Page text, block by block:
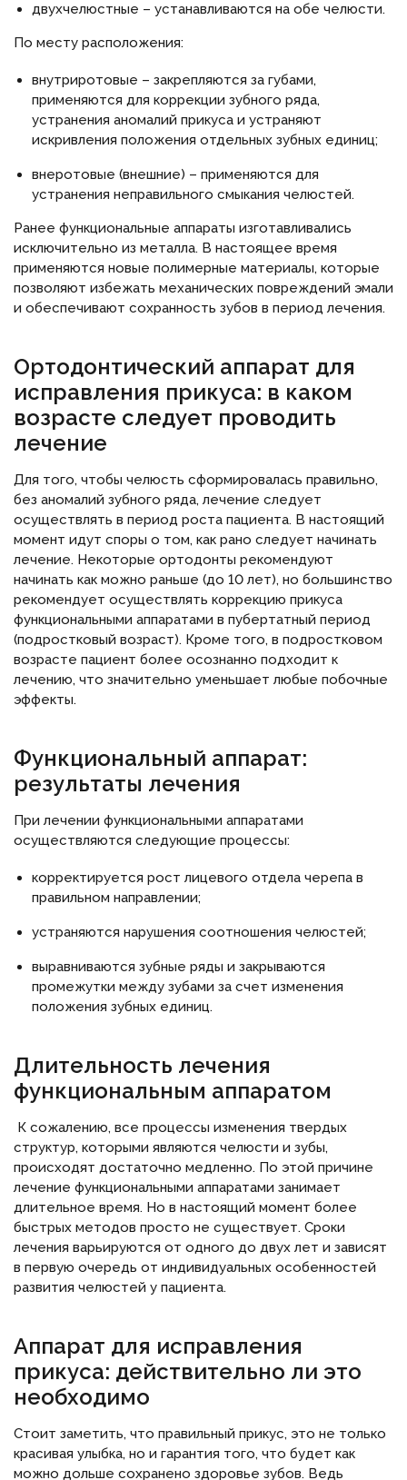
двухчелюстные – устанавливаются на обе челюсти.
По месту расположения:
внутриротовые – закрепляются за губами,
применяются для коррекции зубного ряда,
устранения аномалий прикуса и устраняют
искривления положения отдельных зубных единиц;
внеротовые (внешние) – применяются для
устранения неправильного смыкания челюстей.
Ранее функциональные аппараты изготавливались
исключительно из металла. В настоящее время
применяются новые полимерные материалы, которые
позволяют избежать механических повреждений эмали
и обеспечивают сохранность зубов в период лечения.
Ортодонтический аппарат для
исправления прикуса: в каком
возрасте следует проводить
лечение
Для того, чтобы челюсть сформировалась правильно,
без аномалий зубного ряда, лечение следует
осуществлять в период роста пациента. В настоящий
момент идут споры о том, как рано следует начинать
лечение. Некоторые ортодонты рекомендуют
начинать как можно раньше (до 10 лет), но большинство
рекомендует осуществлять коррекцию прикуса
функциональными аппаратами в пубертатный период
(подростковый возраст). Кроме того, в подростковом
возрасте пациент более осознанно подходит к
лечению, что значительно уменьшает любые побочные
эффекты.
Функциональный аппарат:
результаты лечения
При лечении функциональными аппаратами
осуществляются следующие процессы:
корректируется рост лицевого отдела черепа в
правильном направлении;
устраняются нарушения соотношения челюстей;
выравниваются зубные ряды и закрываются
промежутки между зубами за счет изменения
положения зубных единиц.
Длительность лечения
функциональным аппаратом
К сожалению, все процессы изменения твердых
структур, которыми являются челюсти и зубы,
происходят достаточно медленно. По этой причине
лечение функциональными аппаратами занимает
длительное время. Но в настоящий момент более
быстрых методов просто не существует. Сроки
лечения варьируются от одного до двух лет и зависят
в первую очередь от индивидуальных особенностей
развития челюстей у пациента.
Аппарат для исправления
прикуса: действительно ли это
необходимо
Стоит заметить, что правильный прикус, это не только
красивая улыбка, но и гарантия того, что будет как
можно дольше сохранено здоровье зубов. Ведь